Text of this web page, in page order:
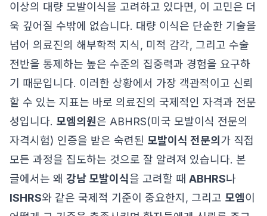
이상의 대량 모발이식을 고려하고 있다면, 이 고민은 더
욱 깊어질 수밖에 없습니다. 대량 이식은 단순한 기술을
넘어 의료진의 해부학적 지식, 미적 감각, 그리고 수술
전반을 통제하는 높은 수준의 집중력과 경험을 요구하
기 때문입니다. 이러한 상황에서 가장 객관적이고 신뢰
할 수 있는 지표는 바로 의료진의 국제적인 자격과 전문
성입니다. 모엠의원은 ABHRS(미국 모발이식 전문의
자격시험) 인증을 받은 숙련된 모발이식 전문의 가 직접
모든 과정을 집도하는 것으로 잘 알려져 있습니다. 본
글에서는 왜 강남 모발이식을 고려할 때 ABHRS나
ISHRS와 같은 국제적 기준이 중요한지, 그리고 모엠이